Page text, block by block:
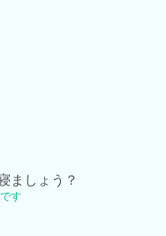
ましょう？
す